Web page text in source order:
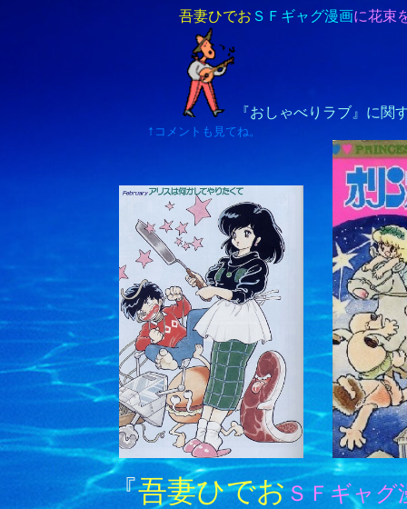
吾妻ひでお ＳＦギャグ漫画に花束
『おしゃべりラブ』に関
↑ コメントも見てね。
『吾妻ひでおＳＦギャグ